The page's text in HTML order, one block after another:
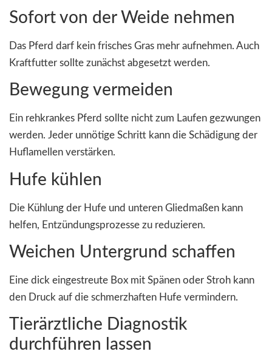
Sofort von der Weide nehmen
Das Pferd darf kein frisches Gras mehr aufnehmen. Auch
Kraftfutter sollte zunächst abgesetzt werden.
Bewegung vermeiden
Ein rehkrankes Pferd sollte nicht zum Laufen gezwungen
werden. Jeder unnötige Schritt kann die Schädigung der
Huflamellen verstärken.
Hufe kühlen
Die Kühlung der Hufe und unteren Gliedmaßen kann
helfen, Entzündungsprozesse zu reduzieren.
Weichen Untergrund schaffen
Eine dick eingestreute Box mit Spänen oder Stroh kann
den Druck auf die schmerzhaften Hufe vermindern.
Tierärztliche Diagnostik
durchführen lassen